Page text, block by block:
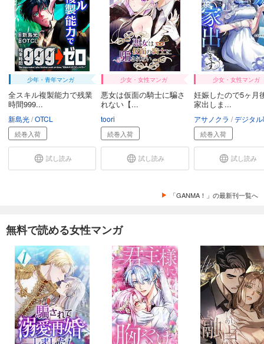
少年・青年マンガ
全スキル複製能力で残業
時間999...
新島光 OTCL
続巻入荷
試し読み
少女・女性マンガ
悪女は仮面の騎士に騙さ
れない【...
toori
続巻入荷
試し読み
少女・女性マンガ
妊娠したので5ヶ月
家出しま...
アサノクラ デジタル
続巻入荷
試し読み
「GANMA！」の最新刊一覧へ
無料で読める女性マンガ